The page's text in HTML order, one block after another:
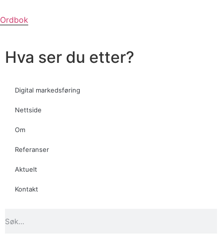
Ordbok
Hva ser du etter?
Digital markedsføring
Nettside
Om
Referanser
Aktuelt
Kontakt